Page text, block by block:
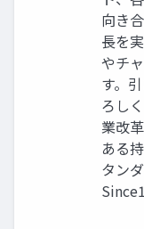
向き
長を
やチ
す。
ろし
業改
ある
タン